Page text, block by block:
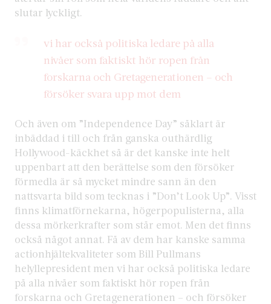
slutar lyckligt.
vi har också politiska ledare på alla
nivåer som faktiskt hör ropen från
forskarna och Gretagenerationen – och
försöker svara upp mot dem
Och även om ”Independence Day” såklart är
inbäddad i till och från ganska outhärdlig
Hollywood-käckhet så är det kanske inte helt
uppenbart att den berättelse som den försöker
förmedla är så mycket mindre sann än den
nattsvarta bild som tecknas i ”Don’t Look Up”. Visst
finns klimatförnekarna, högerpopulisterna, alla
dessa mörkerkrafter som står emot. Men det finns
också något annat. Få av dem har kanske samma
actionhjältekvaliteter som Bill Pullmans
helyllepresident men vi har också politiska ledare
på alla nivåer som faktiskt hör ropen från
forskarna och Gretagenerationen – och försöker